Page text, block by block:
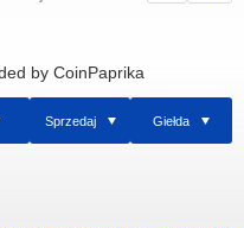
by CoinPaprika
Sprzedaj Giełda